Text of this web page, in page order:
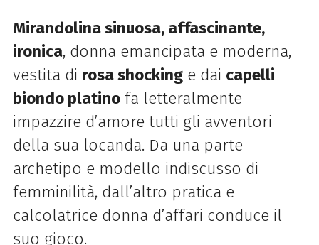
Mirandolina sinuosa, affascinante,
ironica, donna emancipata e moderna,
vestita di rosa shockinge dai capelli
biondo platinofa letteralmente
impazzire d’amore tutti gli avventori
della sua locanda. Da una parte
archetipo e modello indiscusso di
femminilità, dall’altro pratica e
calcolatrice donna d’affari conduce il
suo gioco.